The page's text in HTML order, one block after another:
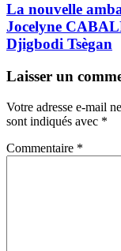
La nouvelle
Jocelyne
Djigbodi Tsègan
Laisser un
Votre adresse e-mail
sont indiqués avec *
Commentaire *